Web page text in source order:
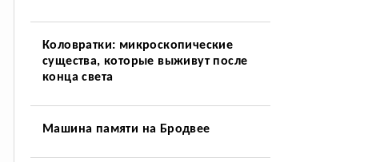
Коловратки: микроскопические
существа, которые выживут после
конца света
Машина памяти на Бродвее